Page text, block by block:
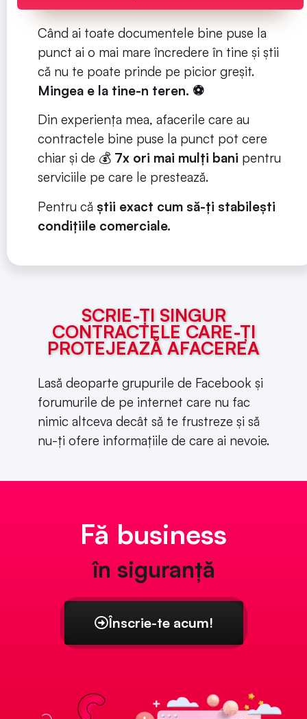
Când ai toate documentele bine puse la
punct ai o mai mare încredere în tine și știi
că nu te poate prinde pe picior greșit.
Mingea e la tine-n teren. ⚽
Din experiența mea, afacerile care au
contractele bine puse la punct pot cere
chiar și de 💰 7x ori mai mulți bani pentru
serviciile pe care le prestează.
Pentru că știi exact cum să-ți stabilești
condițiile comerciale.
SCRIE-ȚI SINGUR
CONTRACTELE CARE-ȚI
PROTEJEAZĂ AFACEREA
Lasă deoparte grupurile de Facebook și
forumurile de pe internet care nu fac
nimic altceva decât să te frustreze și să
nu-ți ofere informațiile de care ai nevoie.
Fă business
în siguranță
Înscrie-te acum!